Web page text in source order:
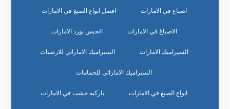
اصباغ في الامارات افضل انواع الصبغ في الامارات
الاصباغ في الامارات الجبس بورد الامارات
السيراميك الامارات السيراميك الاماراتي للارضيات
السيراميك الاماراتي للحمامات
انواع الصبغ في الامارات باركيه خشب في الامارات